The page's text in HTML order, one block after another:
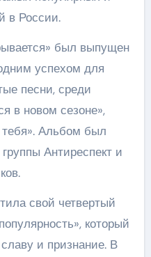
в России.
был выпущен
успехом для
песни, среди
в новом сезоне»,
Альбом был
Антиреспект и
свой четвертый
который
и признание. В